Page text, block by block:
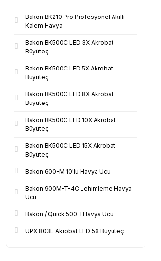
Bakon BK210 Pro Profesyonel Akıllı
Kalem Havya
Bakon BK500C LED 3X Akrobat
Büyüteç
Bakon BK500C LED 5X Akrobat
Büyüteç
Bakon BK500C LED 8X Akrobat
Büyüteç
Bakon BK500C LED 10X Akrobat
Büyüteç
Bakon BK500C LED 15X Akrobat
Büyüteç
Bakon 600-M 10'lu Havya Ucu
Bakon 900M-T-4C Lehimleme Havya
Ucu
Bakon / Quick 500-I Havya Ucu
UPX 803L Akrobat LED 5X Büyüteç